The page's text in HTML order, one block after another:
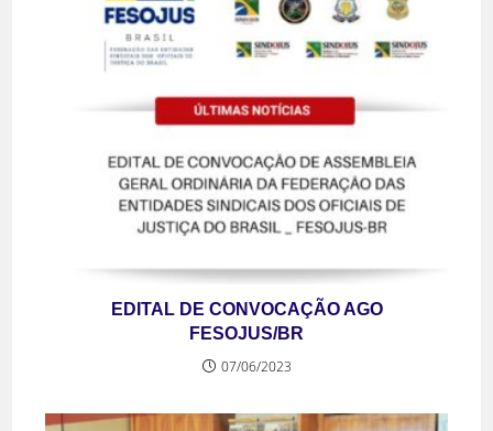
EDITAL DE CONVOCAÇÃO AGO
FESOJUS/BR
07/06/2023